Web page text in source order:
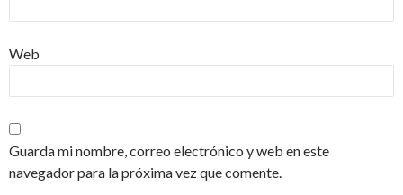
Web
Guarda mi nombre, correo electrónico y web en este
navegador para la próxima vez que comente.